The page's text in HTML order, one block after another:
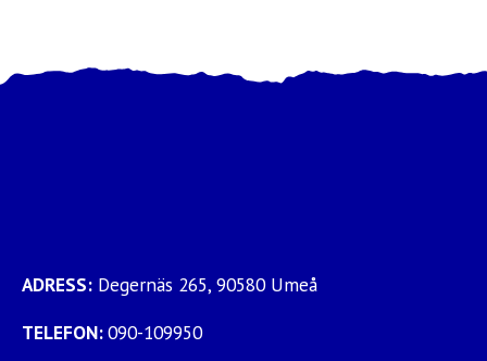
ADRESS: Degernäs 265, 90580 Umeå
TELEFON:090-109950